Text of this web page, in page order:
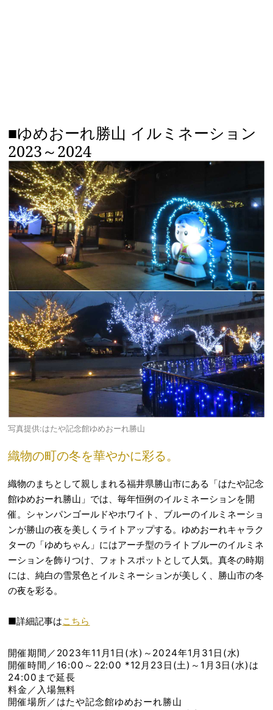
■ゆめおーれ勝山 イルミネーション
2023～2024
写真提供:はたや記念館ゆめおーれ勝山
織物の町の冬を華やかに彩る。
織物のまちとして親しまれる福井県勝山市にある「はたや記念
館ゆめおーれ勝山」では、毎年恒例のイルミネーションを開
催。シャンパンゴールドやホワイト、ブルーのイルミネーショ
ンが勝山の夜を美しくライトアップする。ゆめおーれキャラク
ターの「ゆめちゃん」にはアーチ型のライトブルーのイルミネ
ーションを飾りつけ、フォトスポットとして人気。真冬の時期
には、純白の雪景色とイルミネーションが美しく、勝山市の冬
の夜を彩る。
■詳細記事はこちら
開催期間／2023年11月1日(水)～2024年1月31日(水)
開催時間／16:00～22:00 *12月23日(土)～1月3日(水)は
24:00まで延長
料金／入場無料
開催場所／はたや記念館ゆめおーれ勝山